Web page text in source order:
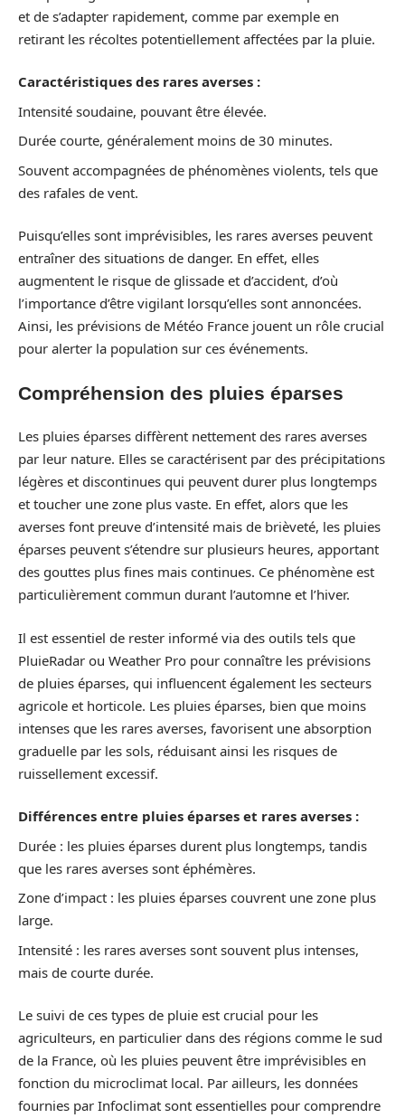
et de s’adapter rapidement, comme par exemple en
retirant les récoltes potentiellement affectées par la pluie.
Caractéristiques des rares averses :
Intensité soudaine, pouvant être élevée.
Durée courte, généralement moins de 30 minutes.
Souvent accompagnées de phénomènes violents, tels que
des rafales de vent.
Puisqu’elles sont imprévisibles, les rares averses peuvent
entraîner des situations de danger. En effet, elles
augmentent le risque de glissade et d’accident, d’où
l’importance d’être vigilant lorsqu’elles sont annoncées.
Ainsi, les prévisions de Météo France jouent un rôle crucial
pour alerter la population sur ces événements.
Compréhension des pluies éparses
Les pluies éparses diffèrent nettement des rares averses
par leur nature. Elles se caractérisent par des précipitations
légères et discontinues qui peuvent durer plus longtemps
et toucher une zone plus vaste. En effet, alors que les
averses font preuve d’intensité mais de brièveté, les pluies
éparses peuvent s’étendre sur plusieurs heures, apportant
des gouttes plus fines mais continues. Ce phénomène est
particulièrement commun durant l’automne et l’hiver.
Il est essentiel de rester informé via des outils tels que
PluieRadar ou Weather Pro pour connaître les prévisions
de pluies éparses, qui influencent également les secteurs
agricole et horticole. Les pluies éparses, bien que moins
intenses que les rares averses, favorisent une absorption
graduelle par les sols, réduisant ainsi les risques de
ruissellement excessif.
Différences entre pluies éparses et rares averses :
Durée : les pluies éparses durent plus longtemps, tandis
que les rares averses sont éphémères.
Zone d’impact : les pluies éparses couvrent une zone plus
large.
Intensité : les rares averses sont souvent plus intenses,
mais de courte durée.
Le suivi de ces types de pluie est crucial pour les
agriculteurs, en particulier dans des régions comme le sud
de la France, où les pluies peuvent être imprévisibles en
fonction du microclimat local. Par ailleurs, les données
fournies par Infoclimat sont essentielles pour comprendre